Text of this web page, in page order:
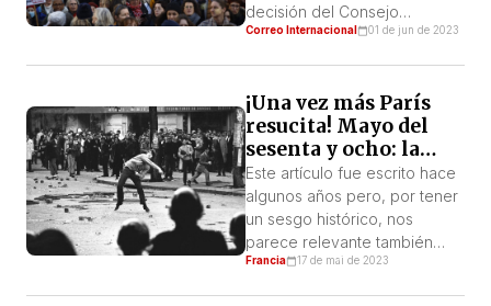
derivar en una […]
decisión del Consejo
Constitucional era esperada
movilización contra la
«reforma» de las pensiones
que Macron decidió imponer
a los franceses, a pesar de
una oposición masiva a ésta
que […]
Correo Internacional 01 de jun de 2023
¡Una vez más París
resucita! Mayo del
sesenta y ocho: la
revolución hace
temblar al
capitalismo
Este artículo fue escrito hace
algunos años pero, por tener
un sesgo histórico, nos
parece relevante también
hoy, especialmente en
Francia 17 de mai de 2023